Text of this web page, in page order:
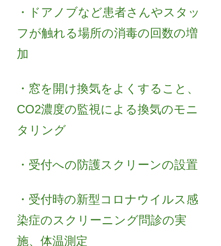
・ドアノブなど患者さんやスタッ
フが触れる場所の消毒の回数の増
加
・窓を開け換気をよくすること、
CO2濃度の監視による換気のモニ
タリング
・受付への防護スクリーンの設置
・受付時の新型コロナウイルス感
染症のスクリーニング問診の実
施、体温測定